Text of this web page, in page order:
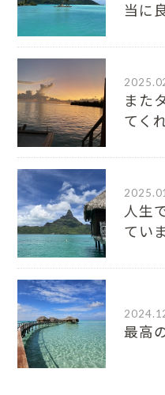
当に
また
てく
人生
てい
最高